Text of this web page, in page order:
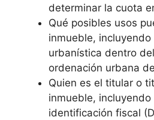
determinar la cuota
Qué posibles usos
inmueble,
urbanística dentro
ordenación urbana
Quien es el titular o
inmueble,
identificación fiscal